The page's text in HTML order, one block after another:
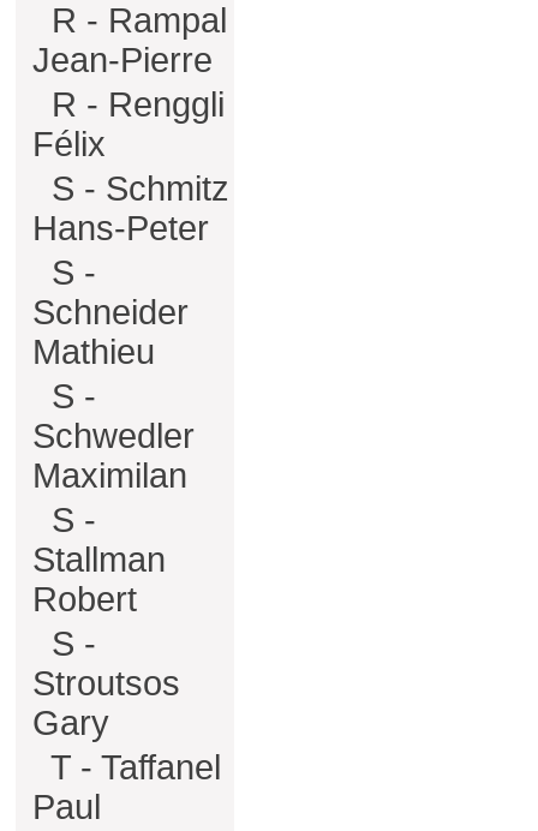
R - Rampal
Jean-Pierre
R - Renggli
Félix
S - Schmitz
Hans-Peter
S -
Schneider
Mathieu
S -
Schwedler
Maximilan
S -
Stallman
Robert
S -
Stroutsos
Gary
T - Taffanel
Paul